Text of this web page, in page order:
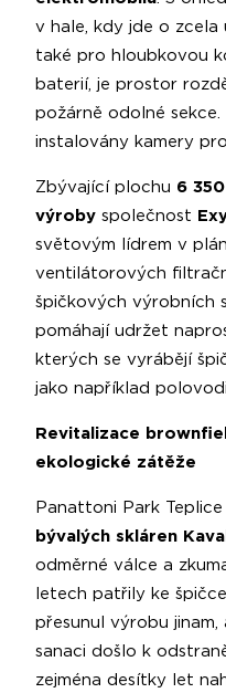
v hale, kdy jde o
také pro hloubkovou
baterií, je prostor
požárně odolné
instalovány kamery
Zbývající plochu 6
výroby společnost
světovým lídrem v
ventilátorových
špičkových výrobních
pomáhají udržet
kterých se vyrábějí
jako například
Revitalizace
ekologické zátěže
Panattoni Park
bývalých skláren
odměrné válce a
letech patřily ke
přesunul výrobu
sanaci došlo k
zejména desítky let